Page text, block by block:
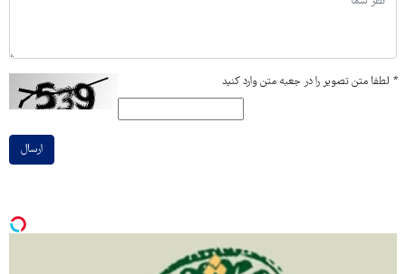
* لطفا متن تصویر را در جعبه متن وارد کنید
ارسال